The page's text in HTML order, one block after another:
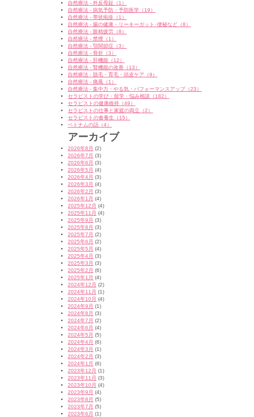
自然療法 - 外反母趾（1）
自然療法 - 病気予防・予防医学（19）
自然療法 - 帯状疱疹（1）
自然療法 - 腸の健康・リーキーガット･便秘など（8）
自然療法 - 眼精疲労（8）
自然療法 - 禁煙（1）
自然療法 - 顎関節症（3）
自然療法 - 骨折（3）
自然療法 - 肝機能（12）
自然療法 - 腎機能の改善（13）
自然療法 - 脱毛・育毛・頭皮ケア（9）
自然療法 - 痛風（1）
自然療法 - 集中力・やる気・パフォーマンスアップ（23）
セラピストの学び・留学・悩み相談（182）
セラピストの健康維持（49）
セラピストの仕事と家庭の両立（2）
セラピストの食養生（15）
ベトナムの話（4）
アーカイブ
2026年8月 (2)
2026年7月 (3)
2026年6月 (3)
2026年5月 (4)
2026年4月 (3)
2026年3月 (4)
2026年2月 (3)
2026年1月 (4)
2025年12月 (4)
2025年11月 (4)
2025年9月 (3)
2025年8月 (3)
2025年7月 (2)
2025年6月 (2)
2025年5月 (4)
2025年4月 (3)
2025年3月 (3)
2025年2月 (6)
2025年1月 (4)
2024年12月 (2)
2024年11月 (1)
2024年10月 (4)
2024年9月 (1)
2024年8月 (3)
2024年7月 (2)
2024年6月 (4)
2024年5月 (5)
2024年4月 (6)
2024年3月 (1)
2024年2月 (3)
2024年1月 (6)
2023年12月 (1)
2023年11月 (3)
2023年10月 (4)
2023年9月 (4)
2023年8月 (5)
2023年7月 (5)
2023年6月 (1)